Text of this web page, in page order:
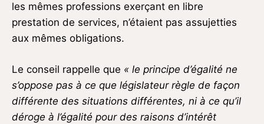
les mêmes professions exerçant en libre
prestation de services, n’étaient pas assujetties
aux mêmes obligations.
Le conseil rappelle que « le principe d’égalité ne
s’oppose pas à ce que législateur règle de façon
différente des situations différentes, ni à ce qu’il
déroge à l’égalité pour des raisons d’intérêt